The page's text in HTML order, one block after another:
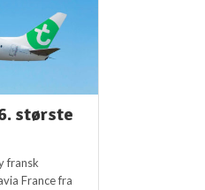
største
fransk
France fra